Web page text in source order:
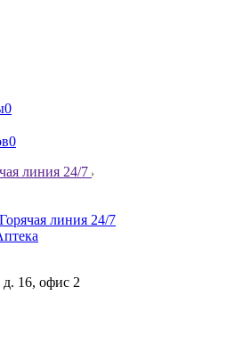
0
0
линия 24/7
Горячая линия 24/7
д. 16, офис 2